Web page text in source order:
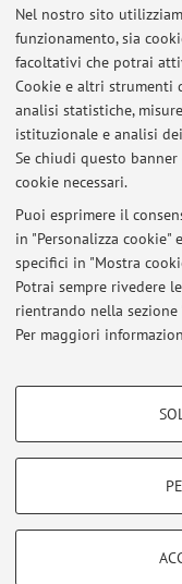
Nel nostro sito
funzionamento, sia
facoltativi che potrai
Cookie e altri strumenti
analisi statistiche,
istituzionale e analisi
Se chiudi questo
cookie necessari.
Puoi esprimere il
in "Personalizza cookie"
specifici in "Mostra
Potrai sempre rivedere
rientrando nella
Per maggiori
COOKIE DI
COOKIE TECNICI -
Attività
Anno Accademico
Non sono presenti
Al
Area riservata
Accedi tramiteloginper
Zamboni, 33 -